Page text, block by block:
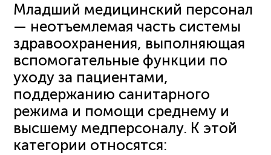
Младший медицинский персонал
— неотъемлемая часть системы
здравоохранения, выполняющая
вспомогательные функции по
уходу за пациентами,
поддержанию санитарного
режима и помощи среднему и
высшему медперсоналу. К этой
категории относятся: